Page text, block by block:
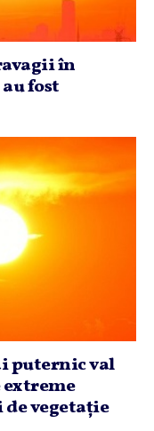
în
fost
puternic val
de vegetaţie